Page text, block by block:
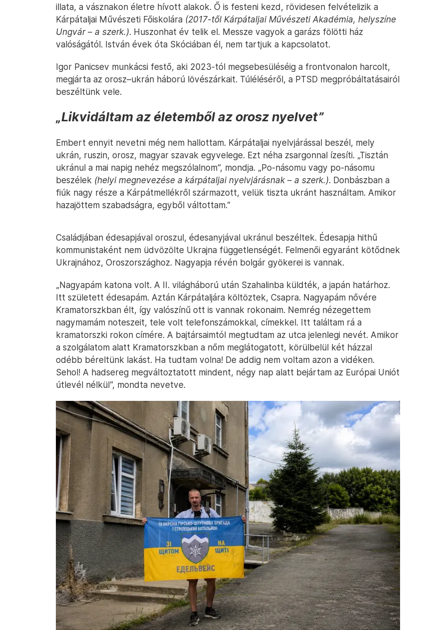
illata, a vásznakon életre hívott alakok. Ő is festeni kezd, rövidesen felvételizik a
Kárpátaljai Művészeti Főiskolára (2017-től Kárpátaljai Művészeti Akadémia, helyszíne
Ungvár – a szerk.). Huszonhat év telik el. Messze vagyok a garázs fölötti ház
valóságától. István évek óta Skóciában él, nem tartjuk a kapcsolatot.
Igor Panicsev munkácsi festő, aki 2023-tól megsebesüléséig a frontvonalon harcolt,
megjárta az orosz–ukrán háború lövészárkait. Túléléséről, a PTSD megpróbáltatásairól
beszéltünk vele.
„Likvidáltam az életemből az orosz nyelvet”
Embert ennyit nevetni még nem hallottam. Kárpátaljai nyelvjárással beszél, mely
ukrán, ruszin, orosz, magyar szavak egyvelege. Ezt néha zsargonnal ízesíti. „Tisztán
ukránul a mai napig nehéz megszólalnom”, mondja. „Po-násomu vagy po-násomu
beszélek (helyi megnevezése a kárpátaljai nyelvjárásnak – a szerk.). Donbászban a
fiúk nagy része a Kárpátmellékről származott, velük tiszta ukránt használtam. Amikor
hazajöttem szabadságra, egyből váltottam.”
Családjában édesapjával oroszul, édesanyjával ukránul beszéltek. Édesapja hithű
kommunistaként nem üdvözölte Ukrajna függetlenségét. Felmenői egyaránt kötődnek
Ukrajnához, Oroszországhoz. Nagyapja révén bolgár gyökerei is vannak.
„Nagyapám katona volt. A II. világháború után Szahalinba küldték, a japán határhoz.
Itt született édesapám. Aztán Kárpátaljára költöztek, Csapra. Nagyapám nővére
Kramatorszkban élt, így valószínű ott is vannak rokonaim. Nemrég nézegettem
nagymamám noteszeit, tele volt telefonszámokkal, címekkel. Itt találtam rá a
kramatorszki rokon címére. A bajtársaimtól megtudtam az utca jelenlegi nevét. Amikor
a szolgálatom alatt Kramatorszkban a nőm meglátogatott, körülbelül két házzal
odébb béreltünk lakást. Ha tudtam volna! De addig nem voltam azon a vidéken.
Sehol! A hadsereg megváltoztatott mindent, négy nap alatt bejártam az Európai Uniót
útlevél nélkül”, mondta nevetve.